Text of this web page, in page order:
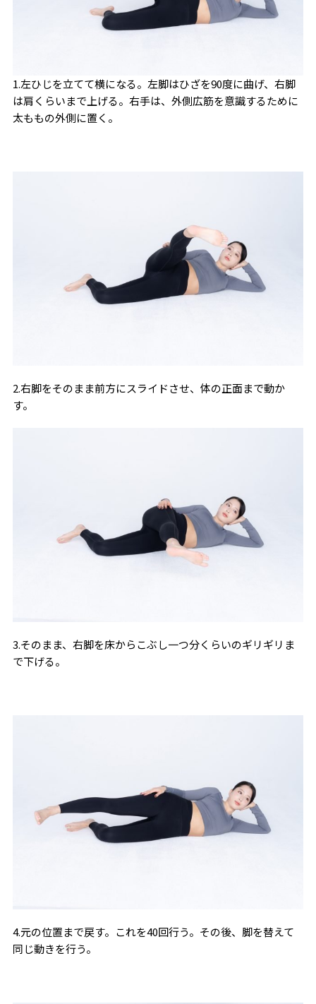
1.左ひじを立てて横になる。左脚はひざを90度に曲げ、右脚
は肩くらいまで上げる。右手は、外側広筋を意識するために
太ももの外側に置く。
2.右脚をそのまま前方にスライドさせ、体の正面まで動か
す。
3.そのまま、右脚を床からこぶし一つ分くらいのギリギリま
で下げる。
4.元の位置まで戻す。これを40回行う。その後、脚を替えて
同じ動きを行う。